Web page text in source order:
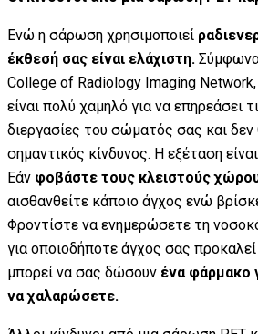
Ενώ η σάρωση χρησιμοποιεί
έκθεσή σας είναι ελάχιστη.
College of Radiology Imaging
είναι πολύ χαμηλό για να επηρεάσει
διεργασίες του σώματός σας και δεν
σημαντικός κίνδυνος. Η εξέταση
Εάν φοβάστε τους κλειστούς
αισθανθείτε κάποιο άγχος ενώ
Φροντίστε να ενημερώσετε τη
για οποιοδήποτε άγχος σας
μπορεί να σας δώσουν ένα φάρμακο
να χαλαρώσετε.